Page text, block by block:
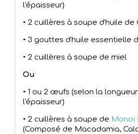
l'épaisseur)
• 2 cuillères à soupe d'huile de
• 3 gouttes d'huile essentielle
• 2 cuillères à soupe de miel
Ou
• 1 ou 2 œufs (selon la
l'épaisseur)
• 2 cuillères à soupe de Monoï
(Composé de Macadamia,